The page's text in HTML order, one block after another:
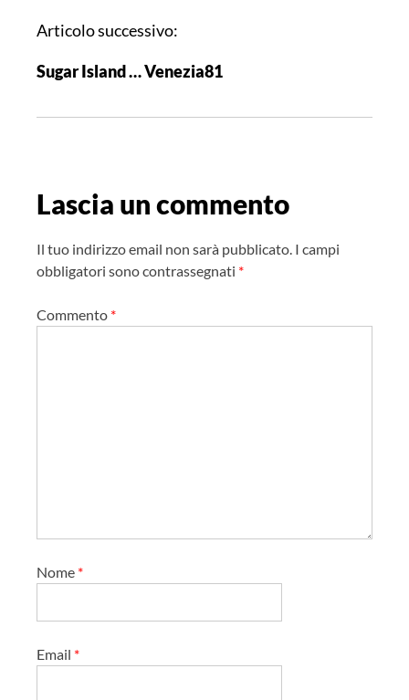
g
z
o
a
t
i
o
Articolo successivo:
Sugar Island … Venezia81
Lascia un commento
Il tuo indirizzo email non sarà pubblicato. I campi
obbligatori sono contrassegnati *
Commento *
Nome *
Email *